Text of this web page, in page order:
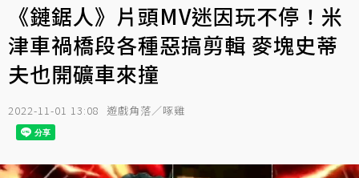
《鏈鋸人》片頭MV迷因玩不停！米
津車禍橋段各種惡搞剪輯 麥塊史蒂
夫也開礦車來撞
2022-11-01 13:08 遊戲角落／啄雞